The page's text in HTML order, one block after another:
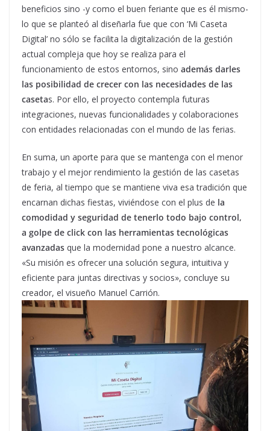
beneficios sino -y como el buen feriante que es él mismo-
lo que se planteó al diseñarla fue que con ‘Mi Caseta
Digital’ no sólo se facilita la digitalización de la gestión
actual compleja que hoy se realiza para el
funcionamiento de estos entornos, sino además darles
las posibilidad de crecer con las necesidades de las
casetas. Por ello, el proyecto contempla futuras
integraciones, nuevas funcionalidades y colaboraciones
con entidades relacionadas con el mundo de las ferias.
En suma, un aporte para que se mantenga con el menor
trabajo y el mejor rendimiento la gestión de las casetas
de feria, al tiempo que se mantiene viva esa tradición que
encarnan dichas fiestas, viviéndose con el plus de la
comodidad y seguridad de tenerlo todo bajo control,
a golpe de click con las herramientas tecnológicas
avanzadas que la modernidad pone a nuestro alcance.
«Su misión es ofrecer una solución segura, intuitiva y
eficiente para juntas directivas y socios», concluye su
creador, el visueño Manuel Carrión.